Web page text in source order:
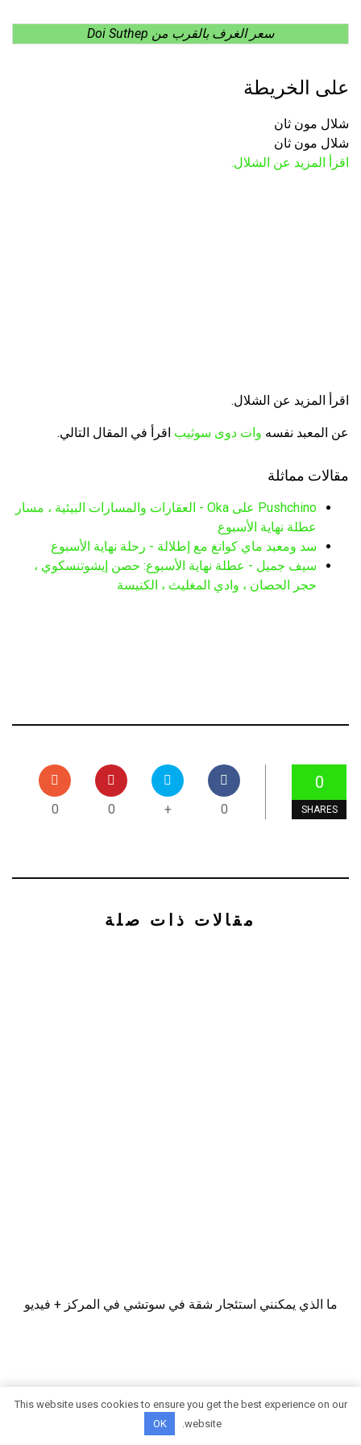
سعر الغرف بالقرب من Doi Suthep
على الخريطة
شلال مون ثان
شلال مون ثان
اقرأ المزيد عن الشلال.
اقرأ المزيد عن الشلال.
عن المعبد نفسه وات دوى سوثيب اقرأ في المقال التالي.
مقالات مماثلة
Pushchino على Oka - العقارات والمسارات البيئية ، مسار
عطلة نهاية الأسبوع
سد ومعبد ماي كوانغ مع إطلالة - رحلة نهاية الأسبوع
سيف جميل - عطلة نهاية الأسبوع: حصن إيشوتنسكوي ،
حجر الحصان ، وادي المغليث ، الكنيسة
0
SHARES
0
+
0
0
مقالات ذات صلة
ما الذي يمكنني استئجار شقة في سوتشي في المركز + فيديو
This website uses cookies to ensure you get the best experience on our
website.
OK